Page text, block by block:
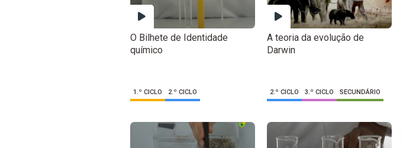
O Bilhete de Identidade
químico
1.º CICLO 2.º CICLO
A teoria da evolução de
Darwin
2.º CICLO 3.º CICLO SECUNDÁRIO